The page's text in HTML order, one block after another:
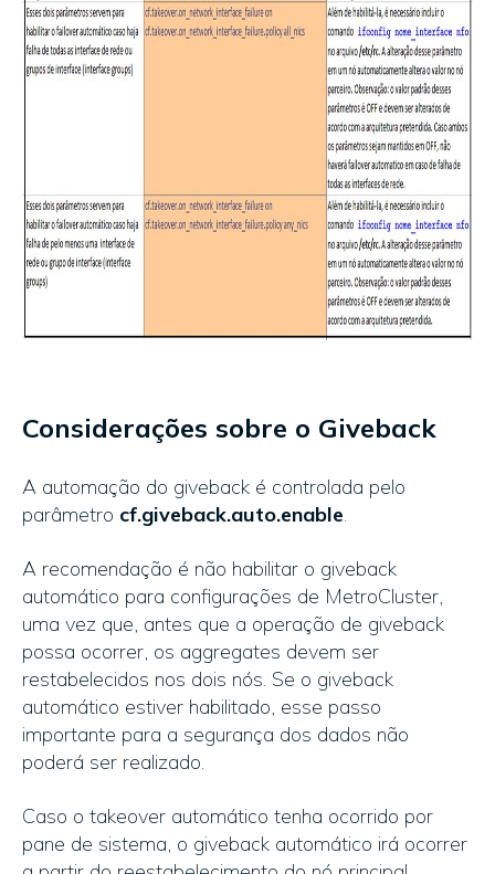
Considerações sobre o Giveback
A automação do giveback é controlada pelo
parâmetro cf.giveback.auto.enable.
A recomendação é não habilitar o giveback
automático para configurações de MetroCluster,
uma vez que, antes que a operação de giveback
possa ocorrer, os aggregates devem ser
restabelecidos nos dois nós. Se o giveback
automático estiver habilitado, esse passo
importante para a segurança dos dados não
poderá ser realizado.
Caso o takeover automático tenha ocorrido por
pane de sistema, o giveback automático irá ocorrer